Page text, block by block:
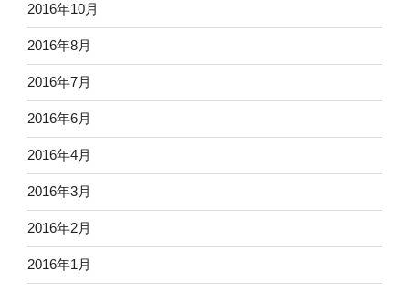
2016年10月
2016年8月
2016年7月
2016年6月
2016年4月
2016年3月
2016年2月
2016年1月